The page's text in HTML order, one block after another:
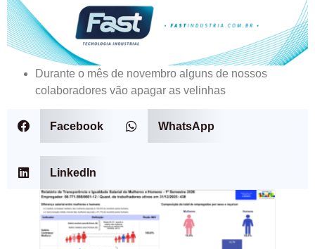
Durante o mês de novembro alguns de nossos
colaboradores vão apagar as velinhas
Facebook WhatsApp
LinkedIn